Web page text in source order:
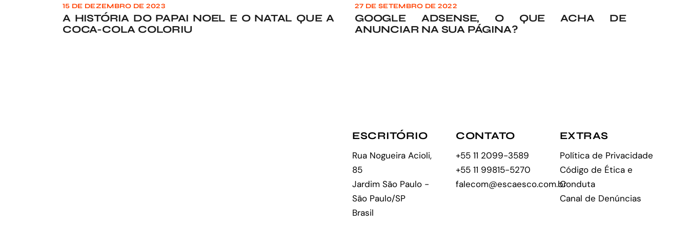
15 DE DEZEMBRO DE 2023
A HISTÓRIA DO PAPAI NOEL E O NATAL QUE A
COCA-COLA COLORIU
27 DE SETEMBRO DE 2022
GOOGLE ADSENSE, O QUE ACHA DE
ANUNCIAR NA SUA PÁGINA?
ESCRITÓRIO
Rua Nogueira Acioli,
85
Jardim São Paulo -
São Paulo/SP
Brasil
CONTATO
+55 11 2099-3589
+55 11 99815-5270
falecom@escaesco.com.br
EXTRAS
Política de Privacidade
Código de Ética e
Conduta
Canal de Denúncias